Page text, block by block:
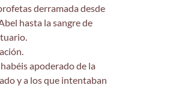
derramada desde
hasta la sangre de
apoderado de la
y a los que intentaban